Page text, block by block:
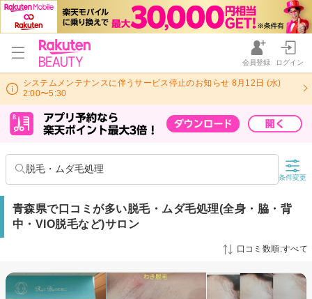
会員登録 ログイン
システムメンテナンスに伴うサービス停止のお知らせ 8月12日 (水)
2:00〜5:30
脱毛・ムダ毛処理
条件変更
青森県で口コミが多い脱毛・ムダ毛処理(全身・脇・背
中・VIO脱毛など)サロン
口コミ数順:すべて